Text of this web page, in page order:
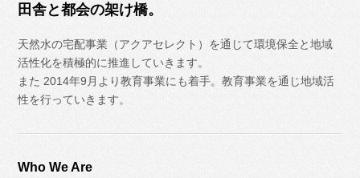
田舎と都会の架け橋。
天然水の宅配事業（アクアセレクト）を通じて環境保全と地域
活性化を積極的に推進していきます。
また 2014年9月より教育事業にも着手。教育事業を通じ地域活
性を行っていきます。
Who We Are